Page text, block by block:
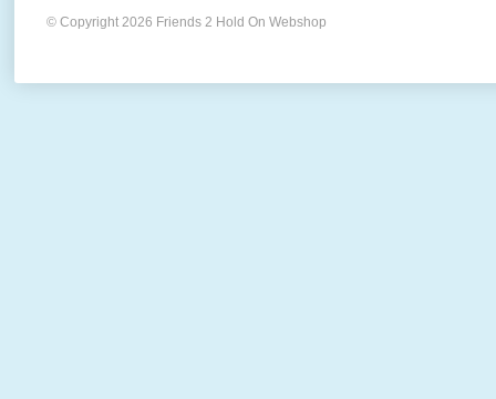
© Copyright 2026 Friends 2 Hold On Webshop